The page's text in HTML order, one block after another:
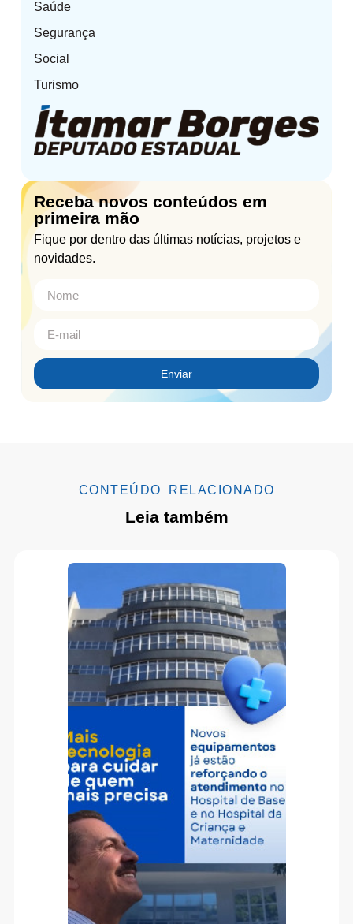
Saúde
Segurança
Social
Turismo
Receba novos conteúdos em
primeira mão
Fique por dentro das últimas notícias, projetos e
novidades.
Enviar
CONTEÚDO RELACIONADO
Leia também